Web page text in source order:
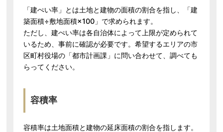
「建ぺい率」とは土地と建物の面積の割合を指し、「建
築面積÷敷地面積×100」で求められます。
ただし、建ぺい率は各自治体によって上限が定められて
いるため、事前に確認が必要です。希望するエリアの市
区町村役場の「都市計画課」に問い合わせて、調べても
らってください。
容積率
容積率は土地面積と建物の延床面積の割合を指します。